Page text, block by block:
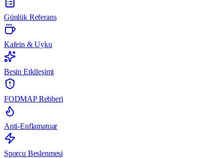
Günlük Referans
Kafein & Uyku
Besin Etkileşimi
FODMAP Rehberi
Anti-Enflamatuar
Sporcu Beslenmesi